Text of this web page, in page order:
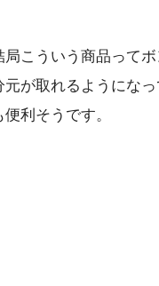
こういう商品って
元が取れるようにな
利そうです。